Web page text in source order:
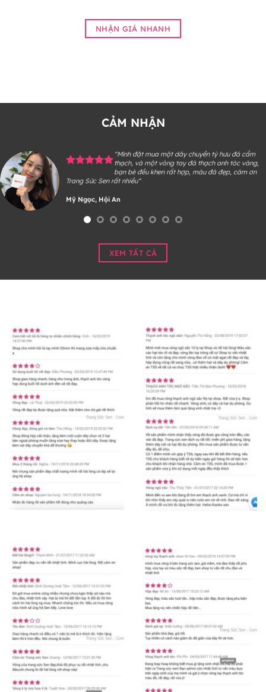
NHẬN GIÁ NHANH
CẢM NHẬN
“Mình đặt mua một dây chuyền tỳ hưu đá cẩm
thạch, và một vòng tay đá thạch anh tóc vàng,
bạn bè đều khen rất hợp, màu đá đẹp, cám ơn
Trang Sức Sen rất nhiều“
Mỹ Ngọc, Hội An
XEM TẤT CẢ